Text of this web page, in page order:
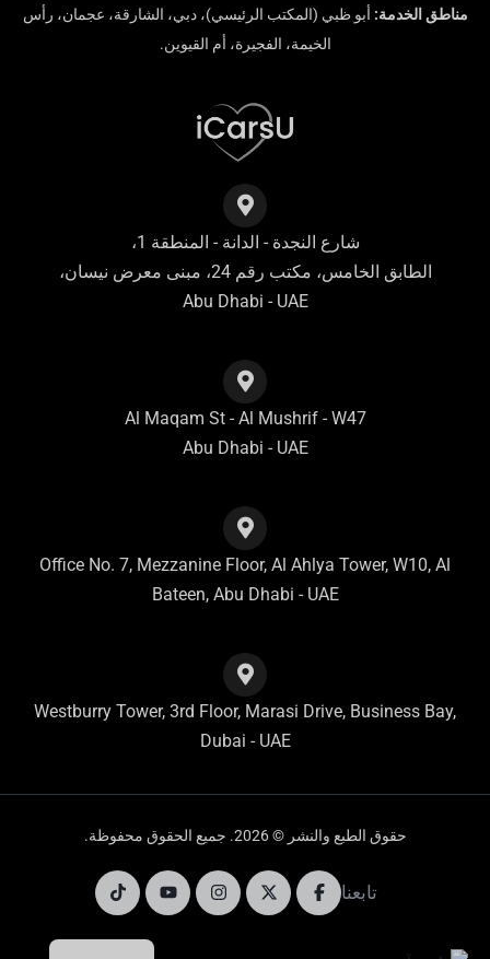
مناطق الخدمة: أبو ظبي (المكتب الرئيسي)، دبي، الشارقة، عجمان، رأس
الخيمة، الفجيرة، أم القيوين.
شارع النجدة - الدانة - المنطقة 1،
الطابق الخامس، مكتب رقم 24، مبنى معرض نيسان،
Abu Dhabi - UAE
Al Maqam St - Al Mushrif - W47
Abu Dhabi - UAE
Office No. 7, Mezzanine Floor, Al Ahlya Tower, W10, Al
Bateen, Abu Dhabi - UAE
Westburry Tower, 3rd Floor, Marasi Drive, Business Bay,
Dubai - UAE
حقوق الطبع والنشر © 2026. جميع الحقوق محفوظة.
تابعنا